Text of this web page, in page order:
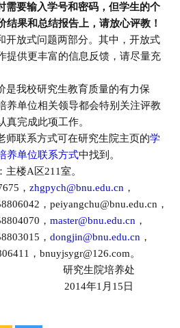
需要输入学号和密码，但学生的个
结果和总结报告上，请放心评教！
开放式问题两部分。其中，开放式
提供更丰富的信息反馈，请尽量充
是我校研究生教育质量的有力保
养单位相关领导都会特别关注评教
真完成此项工作。
师联系方式可在研究生院主页的学
养单位联系方式中找到。
主楼A 区211室。
，zhgpych@bnu.edu.cn ，
，peiyangchu@bnu.edu.cn ，
，master@bnu.edu.cn ，
，dongjin@bnu.edu.cn ，
，bnuyjsygr@126.com。
研究生院培养处
2014年1 月 15 日